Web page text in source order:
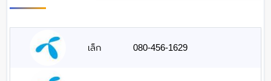
เล็ก 080-456-1629